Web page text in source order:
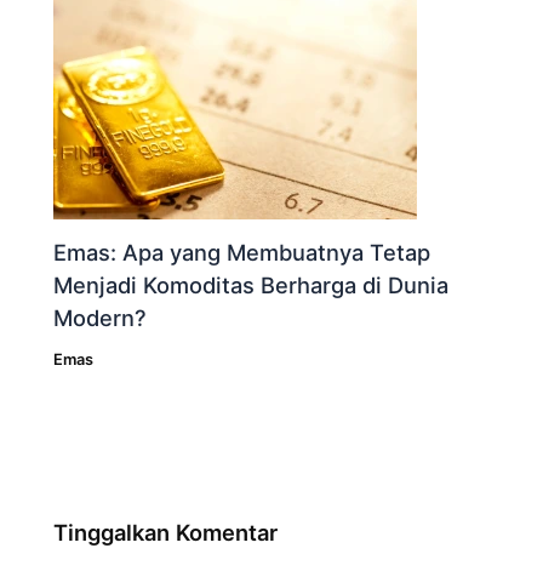
Emas: Apa yang Membuatnya Tetap
Menjadi Komoditas Berharga di Dunia
Modern?
Emas
Tinggalkan Komentar